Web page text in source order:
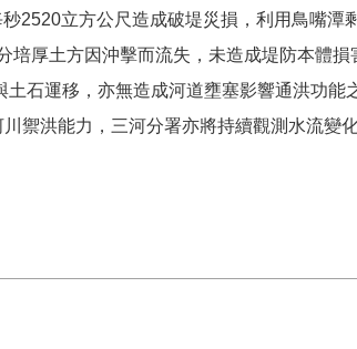
立方公尺造成破堤災損，利用鳥嘴潭
培厚土方因沖擊而流失，未造成堤防本體
石運移，亦無造成河道壅塞影響通洪功能
禦洪能力，三河分署亦將持續觀測水流變